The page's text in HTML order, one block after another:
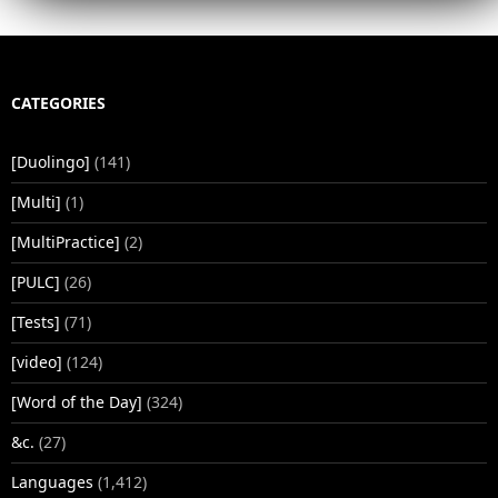
CATEGORIES
[Duolingo] (141)
[Multi] (1)
[MultiPractice] (2)
[PULC] (26)
[Tests] (71)
[video] (124)
[Word of the Day] (324)
&c. (27)
Languages (1,412)